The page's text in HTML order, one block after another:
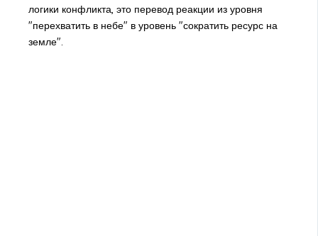
логики конфликта, это перевод реакции из уровня
"перехватить в небе" в уровень "сократить ресурс на
земле".